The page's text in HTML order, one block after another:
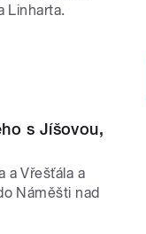
Linharta.
s Jíšovou,
a Vřešťála a
Náměšti nad